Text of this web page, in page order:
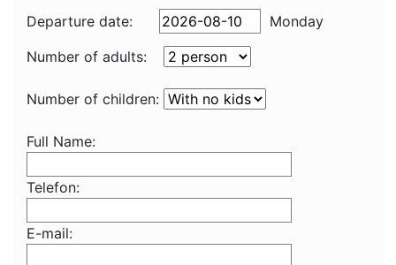
Departure date:
Monday
Number of adults:
Number of children:
Full Name:
Telefon:
E-mail: